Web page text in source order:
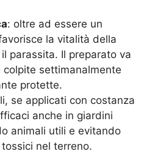
: oltre ad essere un
la vitalità della
parassita. Il preparato va
colpite settimanalmente
protette.
se applicati con costanza
anche in giardini
animali utili e evitando
tossici nel terreno.